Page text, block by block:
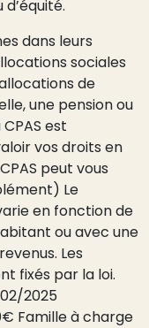
dans leurs
sociales
de
une pension ou
est
vos droits en
peut vous
Le
en fonction de
ou avec une
Les
fixés par la loi.
2025
Famille à charge